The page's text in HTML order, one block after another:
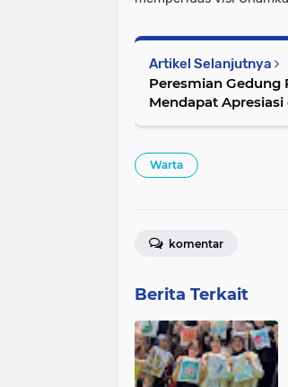
Artikel Selanjutnya
Peresmian Gedung
Mendapat
Warta
komentar
Berita Terkait